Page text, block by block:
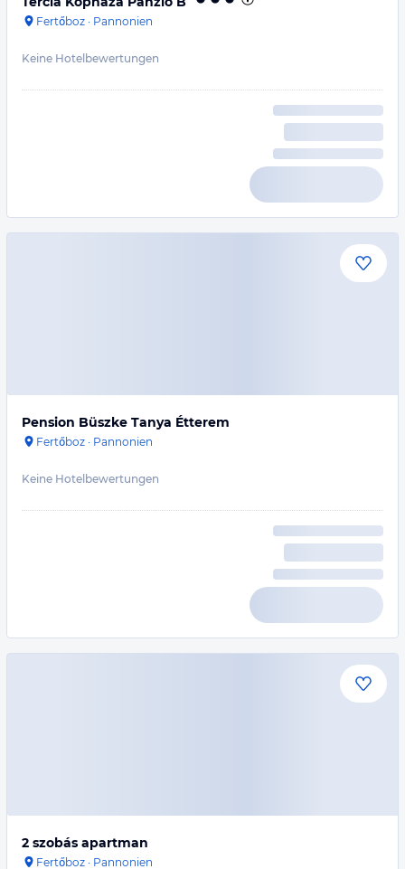
Fertőboz · Pannonien
Keine Hotelbewertungen
Pension Büszke Tanya Étterem
Fertőboz · Pannonien
Keine Hotelbewertungen
2 szobás apartman
Fertőboz · Pannonien